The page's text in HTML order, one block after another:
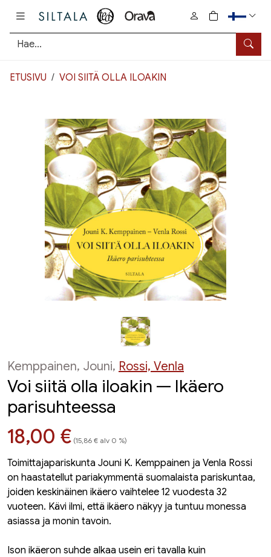
Hae
0
tuotetta
ETUSIVU VOI SIITÄ OLLA ILOAKIN
Kemppainen, Jouni, Rossi, Venla
Voi siitä olla iloakin — Ikäero
parisuhteessa
Hinta nyt
18,00 € (15,86 € alv 0 %)
Toimittajapariskunta Jouni K. Kemppainen ja Venla Rossi
on haastatellut pariakymmentä suomalaista pariskuntaa,
joiden keskinäinen ikäero vaihtelee 12 vuodesta 32
vuoteen. Kävi ilmi, että ikäero näkyy ja tuntuu monessa
asiassa ja monin tavoin.
Ison ikäeron suhde alkaa usein eri tavalla kuin